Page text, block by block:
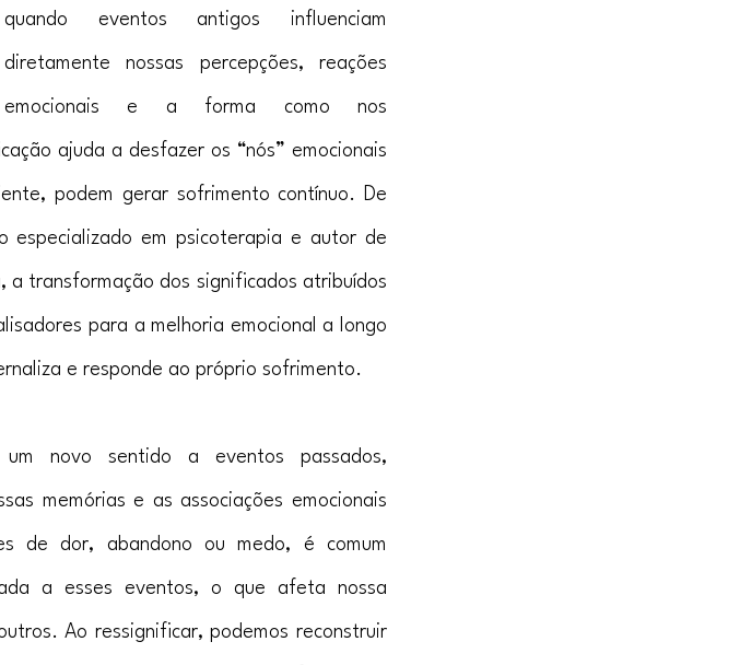
quando eventos antigos influenciam
diretamente nossas percepções, reações
emocionais e a forma como nos
ajuda a desfazer os “nós” emocionais
podem gerar sofrimento contínuo. De
especializado em psicoterapia e autor de
transformação dos significados atribuídos
para a melhoria emocional a longo
e responde ao próprio sofrimento.
novo sentido a eventos passados,
memórias e as associações emocionais
de dor, abandono ou medo, é comum
a esses eventos, o que afeta nossa
Ao ressignificar, podemos reconstruir